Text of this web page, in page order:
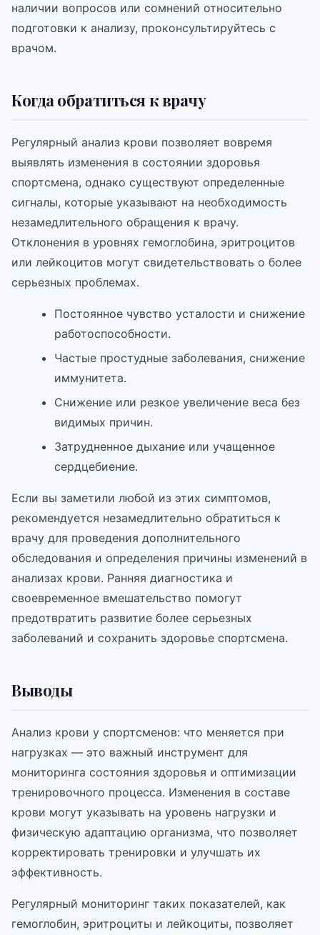
наличии вопросов или сомнений относительно
подготовки к анализу, проконсультируйтесь с
врачом.
Когда обратиться к врачу
Регулярный анализ крови позволяет вовремя
выявлять изменения в состоянии здоровья
спортсмена, однако существуют определенные
сигналы, которые указывают на необходимость
незамедлительного обращения к врачу.
Отклонения в уровнях гемоглобина, эритроцитов
или лейкоцитов могут свидетельствовать о более
серьезных проблемах.
Постоянное чувство усталости и снижение
работоспособности.
Частые простудные заболевания, снижение
иммунитета.
Снижение или резкое увеличение веса без
видимых причин.
Затрудненное дыхание или учащенное
сердцебиение.
Если вы заметили любой из этих симптомов,
рекомендуется незамедлительно обратиться к
врачу для проведения дополнительного
обследования и определения причины изменений в
анализах крови. Ранняя диагностика и
своевременное вмешательство помогут
предотвратить развитие более серьезных
заболеваний и сохранить здоровье спортсмена.
Выводы
Анализ крови у спортсменов: что меняется при
нагрузках — это важный инструмент для
мониторинга состояния здоровья и оптимизации
тренировочного процесса. Изменения в составе
крови могут указывать на уровень нагрузки и
физическую адаптацию организма, что позволяет
корректировать тренировки и улучшать их
эффективность.
Регулярный мониторинг таких показателей, как
гемоглобин, эритроциты и лейкоциты, позволяет